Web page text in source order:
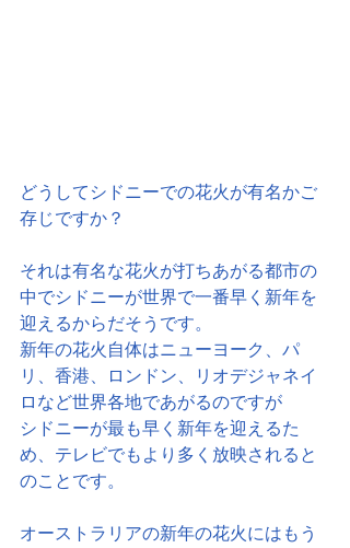
どうしてシドニーでの花火が有名かご
存じですか？
それは有名な花火が打ちあがる都市の
中でシドニーが世界で一番早く新年を
迎えるからだそうです。
新年の花火自体はニューヨーク、パ
リ、香港、ロンドン、リオデジャネイ
ロなど世界各地であがるのですが
シドニーが最も早く新年を迎えるた
め、テレビでもより多く放映されると
のことです。
オーストラリアの新年の花火にはもう